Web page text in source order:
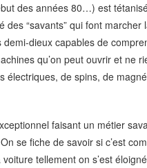
des années 80…) est
des “savants” qui font
dieux capables de
qu’on peut ouvrir et ne
de spins, de
faisant un métier
se fiche de savoir si c’est
tellement on s’est